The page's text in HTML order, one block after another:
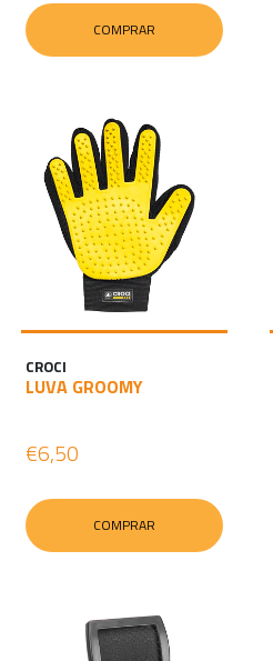
COMPRAR
CROCI
LUVA GROOMY
€6,50
COMPRAR